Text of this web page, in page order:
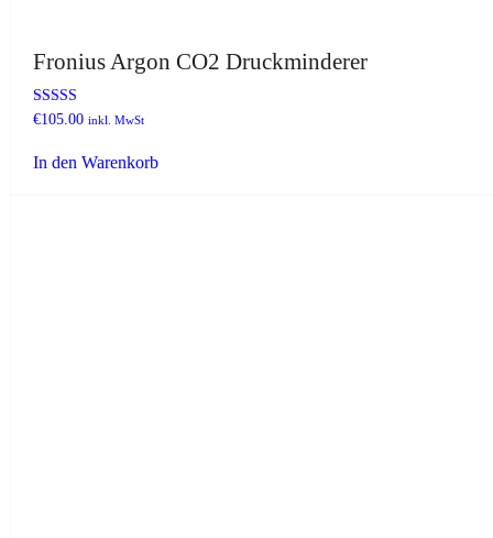
Fronius Argon CO2 Druckminderer
Bewertet mit
€105.00 inkl. MwSt
In den Warenkorb